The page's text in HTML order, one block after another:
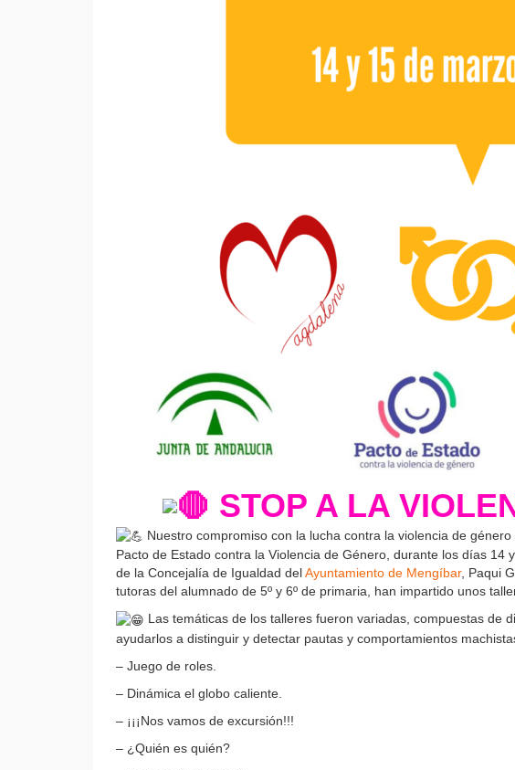
STOP A LA
Nuestro compromiso con la lucha contra la violencia de
Pacto de Estado contra la Violencia de Género, durante los días 14
de la Concejalía de Igualdad delAyuntamiento de Mengíbar, Paqui
tutoras del alumnado de 5º y 6º de primaria, han impartido unos
Las temáticas de los talleres fueron variadas, compuestas de
ayudarlos a distinguir y detectar pautas y comportamientos
– Juego de roles.
– Dinámica el globo caliente.
– ¡¡¡Nos vamos de excursión!!!
– ¿Quién es quién?